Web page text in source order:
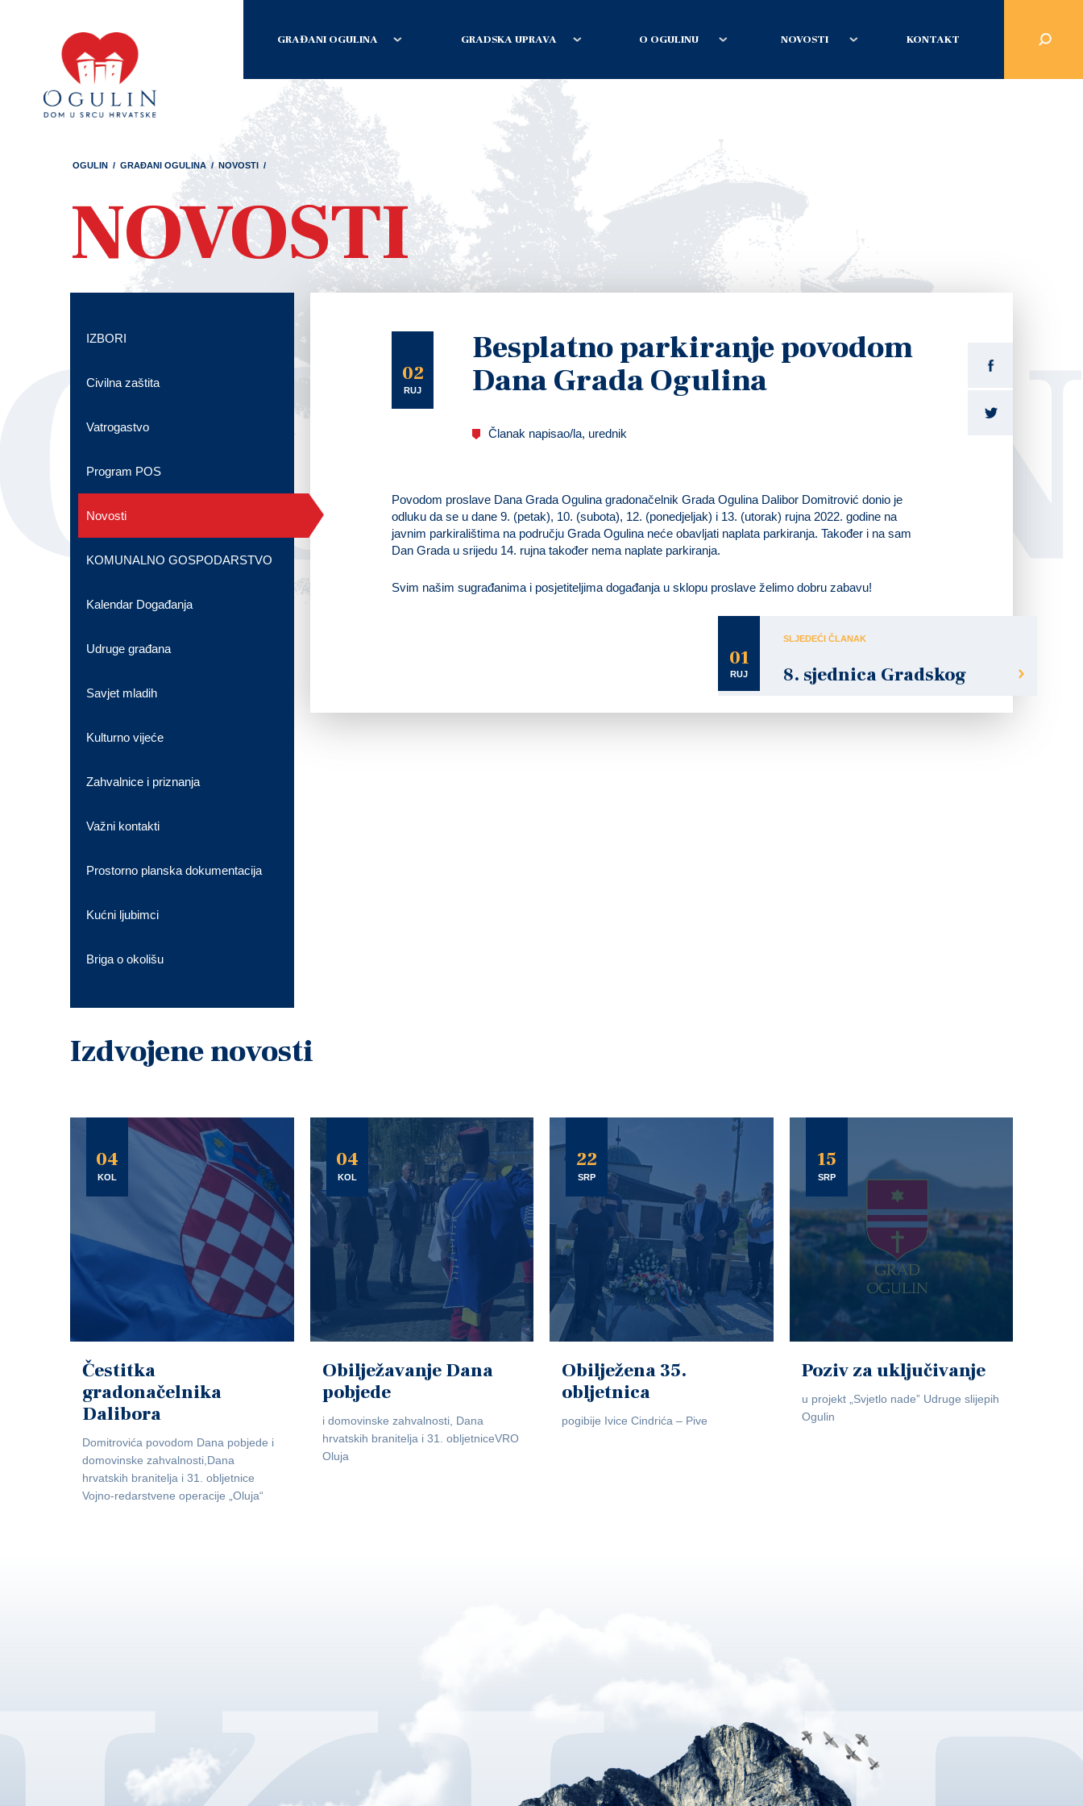
GRAĐANI OGULINA GRADSKA UPRAVA O OGULINU NOVOSTI KONTAKT
OGULIN / GRAĐANI OGULINA / NOVOSTI /
NOVOSTI
02
RUJ
Besplatno parkiranje povodom
Dana Grada Ogulina
Članak napisao/la, urednik
Povodom proslave Dana Grada Ogulina gradonačelnik Grada Ogulina Dalibor Domitrović donio je
odluku da se u dane 9. (petak), 10. (subota), 12. (ponedjeljak) i 13. (utorak) rujna 2022. godine na
javnim parkiralištima na području Grada Ogulina neće obavljati naplata parkiranja. Također i na sam
Dan Grada u srijedu 14. rujna također nema naplate parkiranja.
Svim našim sugrađanima i posjetiteljima događanja u sklopu proslave želimo dobru zabavu!
01
RUJ
SLJEDEĆI ČLANAK
8. sjednica Gradskog
IZBORI
Civilna zaštita
Vatrogastvo
Program POS
Novosti
KOMUNALNO GOSPODARSTVO
Kalendar Događanja
Udruge građana
Savjet mladih
Kulturno vijeće
Zahvalnice i priznanja
Važni kontakti
Prostorno planska dokumentacija
Kućni ljubimci
Briga o okolišu
Izdvojene novosti
04
KOL
Čestitka
gradonačelnika
Dalibora
Domitrovića povodom Dana pobjede i
domovinske zahvalnosti,Dana
hrvatskih branitelja i 31. obljetnice
Vojno-redarstvene operacije „Oluja“
04
KOL
Obilježavanje Dana
pobjede
i domovinske zahvalnosti, Dana
hrvatskih branitelja i 31. obljetniceVRO
Oluja
22
SRP
Obilježena 35.
obljetnica
pogibije Ivice Cindrića – Pive
15
SRP
Poziv za uključivanje
u projekt „Svjetlo nade” Udruge slijepih
Ogulin